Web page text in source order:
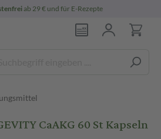
ab 29 € und für E-Rezepte
CaAKG 60 St Kapseln